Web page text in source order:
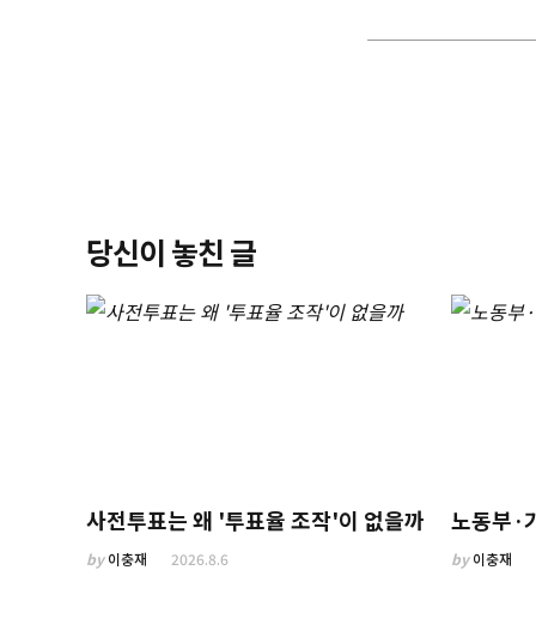
당신이 놓친 글
사전투표는 왜 '투표율 조작'이 없을까
by이충재 2026.8.6
노동부·
by이충재